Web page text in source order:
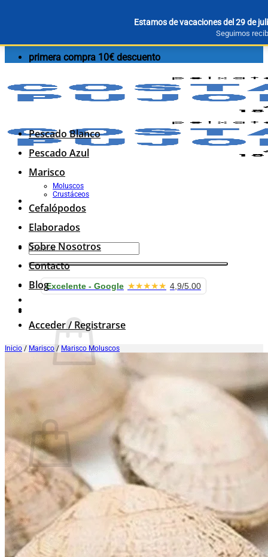
Estamos de vacaciones del 29 de
Seguimos
primera compra 10€ descuento
Buscar
por:
Excelente - Google ★★★★★ 4,9/5.00
No hay productos en el carrito.
Carrito
No hay productos en el carrito.
Volver a la tienda
Pescado Blanco
Pescado Azul
Marisco
Moluscos
Crustáceos
Cefalópodos
Elaborados
Sobre Nosotros
Contacto
Blog
Acceder / Registrarse
Inicio / Marisco / Marisco Moluscos